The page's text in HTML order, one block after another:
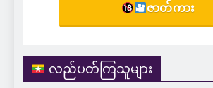
ဇာတ်ကား
လည်ပတ်ကြသူများ